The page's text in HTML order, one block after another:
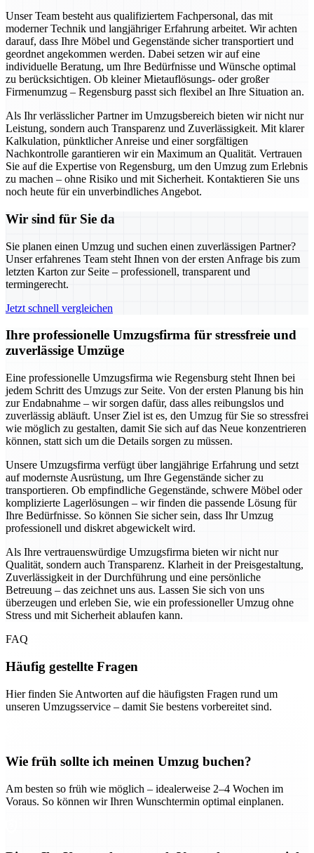
Unser Team besteht aus qualifiziertem Fachpersonal, das mit
moderner Technik und langjähriger Erfahrung arbeitet. Wir achten
darauf, dass Ihre Möbel und Gegenstände sicher transportiert und
geordnet angekommen werden. Dabei setzen wir auf eine
individuelle Beratung, um Ihre Bedürfnisse und Wünsche optimal
zu berücksichtigen. Ob kleiner Mietauflösungs- oder großer
Firmenumzug – Regensburg passt sich flexibel an Ihre Situation an.
Als Ihr verlässlicher Partner im Umzugsbereich bieten wir nicht nur
Leistung, sondern auch Transparenz und Zuverlässigkeit. Mit klarer
Kalkulation, pünktlicher Anreise und einer sorgfältigen
Nachkontrolle garantieren wir ein Maximum an Qualität. Vertrauen
Sie auf die Expertise von Regensburg, um den Umzug zum Erlebnis
zu machen – ohne Risiko und mit Sicherheit. Kontaktieren Sie uns
noch heute für ein unverbindliches Angebot.
Wir sind für Sie da
Sie planen einen Umzug und suchen einen zuverlässigen Partner?
Unser erfahrenes Team steht Ihnen von der ersten Anfrage bis zum
letzten Karton zur Seite – professionell, transparent und
termingerecht.
Jetzt schnell vergleichen
Ihre professionelle Umzugsfirma für stressfreie und
zuverlässige Umzüge
Eine professionelle Umzugsfirma wie Regensburg steht Ihnen bei
jedem Schritt des Umzugs zur Seite. Von der ersten Planung bis hin
zur Endabnahme – wir sorgen dafür, dass alles reibungslos und
zuverlässig abläuft. Unser Ziel ist es, den Umzug für Sie so stressfrei
wie möglich zu gestalten, damit Sie sich auf das Neue konzentrieren
können, statt sich um die Details sorgen zu müssen.
Unsere Umzugsfirma verfügt über langjährige Erfahrung und setzt
auf modernste Ausrüstung, um Ihre Gegenstände sicher zu
transportieren. Ob empfindliche Gegenstände, schwere Möbel oder
komplizierte Lagerlösungen – wir finden die passende Lösung für
Ihre Bedürfnisse. So können Sie sicher sein, dass Ihr Umzug
professionell und diskret abgewickelt wird.
Als Ihre vertrauenswürdige Umzugsfirma bieten wir nicht nur
Qualität, sondern auch Transparenz. Klarheit in der Preisgestaltung,
Zuverlässigkeit in der Durchführung und eine persönliche
Betreuung – das zeichnet uns aus. Lassen Sie sich von uns
überzeugen und erleben Sie, wie ein professioneller Umzug ohne
Stress und mit Sicherheit ablaufen kann.
FAQ
Häufig gestellte Fragen
Hier finden Sie Antworten auf die häufigsten Fragen rund um
unseren Umzugsservice – damit Sie bestens vorbereitet sind.
Wie früh sollte ich meinen Umzug buchen?
Am besten so früh wie möglich – idealerweise 2–4 Wochen im
Voraus. So können wir Ihren Wunschtermin optimal einplanen.